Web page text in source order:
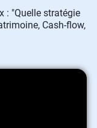
: "Quelle stratégie
Cash-flow,